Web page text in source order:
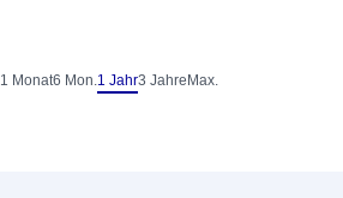
1 Monat6 Mon.1 Jahr3 Jahre Max.